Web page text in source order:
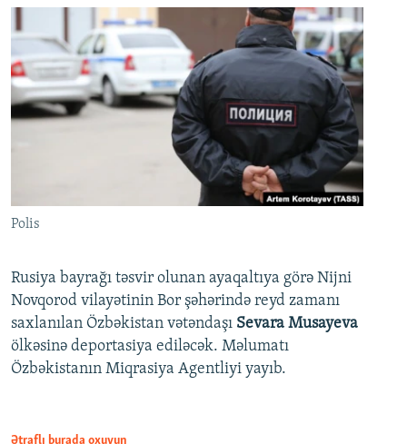
Polis
Rusiya bayrağı təsvir olunan ayaqaltıya görə Nijni
Novqorod vilayətinin Bor şəhərində reyd zamanı
saxlanılan Özbəkistan vətəndaşı Sevara Musayeva
ölkəsinə deportasiya ediləcək. Məlumatı
Özbəkistanın Miqrasiya Agentliyi yayıb.
Ətraflı burada oxuyun